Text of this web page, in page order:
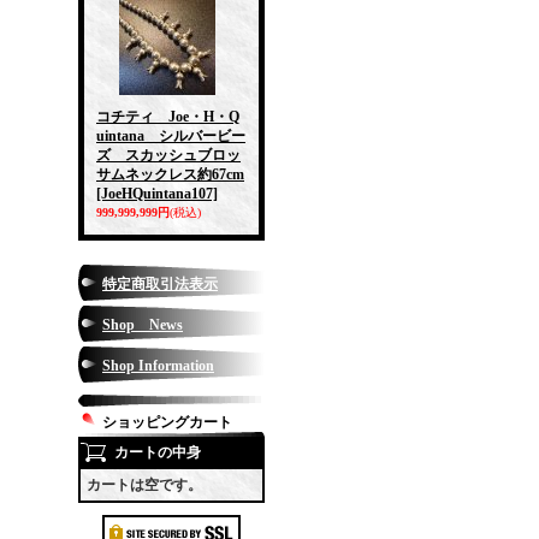
コチティ Joe・H・Q
uintana シルバービー
ズ スカッシュブロッ
サムネックレス約67cm
[JoeHQuintana107]
999,999,999円(税込)
特定商取引法表示
Shop News
Shop Information
ショッピングカート
カートの中身
カートは空です。